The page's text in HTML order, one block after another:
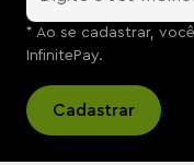
* Ao se cadastrar,
InfinitePay.